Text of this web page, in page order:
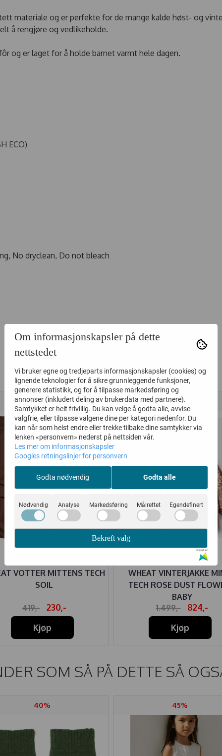
materiale og er perfekte for de mange kalde høst- og
å rengjøre og vedlikeholde.
og er laget for å holde barnet varmt hele dagen.
ECO)
No dryclean, Do not bleach
ALTERNATIVE PRODUKTER
45%
VOTTER MITTENS TECH
SOIL
419,-
230,-
Kjøp
45%
WHEAT VINTERJAKKE
TECH ROSE DUST
BABY
1.499,-
824,-
Kjøp
SOM SÅ PÅ DETTE SÅ
40% 45%
Om informasjonskapsler på dette
nettstedet
Vi bruker egne og tredjeparts informasjonskapsler (cookies) og
lignende teknologier for å sikre grunnleggende funksjoner,
generere statistikk, og for å tilpasse markedsføring og
annonser (inkludert deling av brukerdata med partnere).
Samtykket er helt frivillig. Du kan velge å godta alle, avvise
valgfrie, eller tilpasse valgene dine per kategori nedenfor. Du
kan når som helst endre eller trekke tilbake dine samtykker via
lenken «personvern» nederst på nettsiden vår.
Les mer om informasjonskapsler
Googles retningslinjer for personvern
Godta nødvendig Godta alle
Nødvendig Analyse Markedsføring Målrettet Egendefinert
Bekreft valg
Drevet av